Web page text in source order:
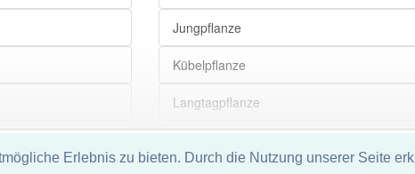
Erlebnis zu bieten. Durch die Nutzung unserer Seite
Jungpflanze
Kübelpflanze
Langtagpflanze